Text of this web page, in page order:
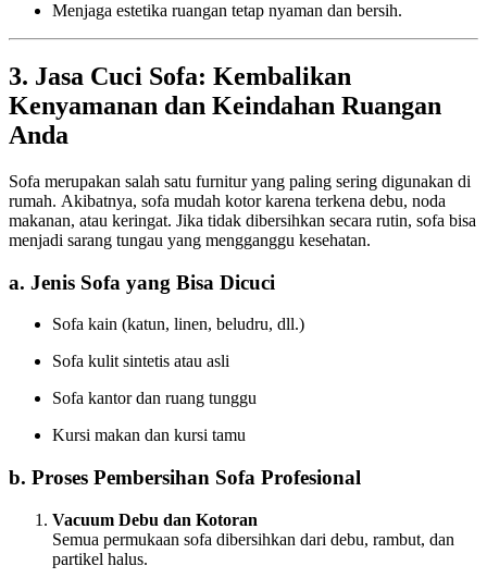
Menjaga estetika ruangan tetap nyaman dan bersih.
3. Jasa Cuci Sofa: Kembalikan
Kenyamanan dan Keindahan Ruangan
Anda
Sofa merupakan salah satu furnitur yang paling sering digunakan di
rumah. Akibatnya, sofa mudah kotor karena terkena debu, noda
makanan, atau keringat. Jika tidak dibersihkan secara rutin, sofa bisa
menjadi sarang tungau yang mengganggu kesehatan.
a. Jenis Sofa yang Bisa Dicuci
Sofa kain (katun, linen, beludru, dll.)
Sofa kulit sintetis atau asli
Sofa kantor dan ruang tunggu
Kursi makan dan kursi tamu
b. Proses Pembersihan Sofa Profesional
Vacuum Debu dan Kotoran
Semua permukaan sofa dibersihkan dari debu, rambut, dan
partikel halus.